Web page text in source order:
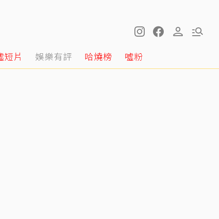
短片 娛樂有評 哈燒榜 噓粉